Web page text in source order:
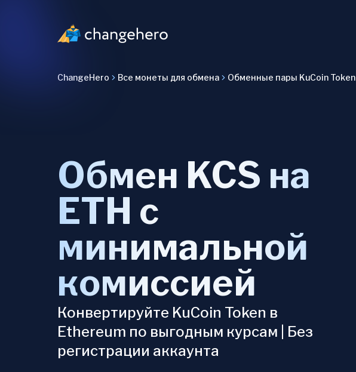
ChangeHero Все монеты для обмена Обменные пары KuCoin Token
Обмен KCS на
ETH с
минимальной
комиссией
Конвертируйте KuCoin Token в
Ethereum по выгодным курсам | Без
регистрации аккаунта